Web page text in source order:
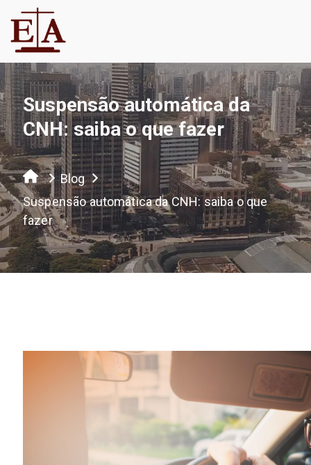
Suspensão automática da
CNH: saiba o que fazer
Blog
Suspensão automática da CNH: saiba o que
fazer